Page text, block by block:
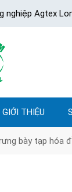
nghiệp Agtex
GIỚI THIỆU
bày tạp hóa